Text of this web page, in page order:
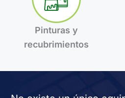
Pinturas y
recubrimientos